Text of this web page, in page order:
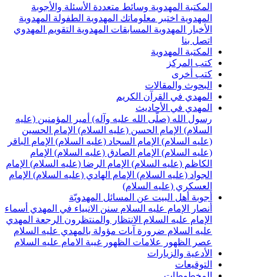
المهدويةوسائط متعددةالأسئلة والأجوبة
اختبر معلوماتك المهدويةالطفولة المهدوية
المهدويةالمسابقات المهدويةالتقويم المهدوي
المهدوية
والمقالات
في القرآن الكريم
في الأحاديث
الله (صلّى الله عليه وآله) أمير المؤمنين (عليه
الإمام الحسن (عليه السلام) الإمام الحسين
الإمام السجاد (عليه السلام) الإمام الباقر
الإمام الصادق (عليه السلام) الإمام
(عليه السلام) الإمام الرضا (عليه السلام) الإمام
(عليه السلام) الإمام الهادي (عليه السلام) الإمام
(عليه السلام)
أهل البيت عن المسائل المهدويّة
الإمام عليه السلامسنن الانبياء في المهديأسماء
عليه السلامالانتظار والمنتظرونالرجعةالمهدي
السلام ضرورة آيات مؤولة بالمهدي عليه السلام
علامات الظهورغيبة الامام عليه السلام
والزيارات